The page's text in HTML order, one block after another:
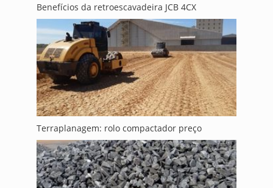
Benefícios da retroescavadeira JCB 4CX
Terraplanagem: rolo compactador preço